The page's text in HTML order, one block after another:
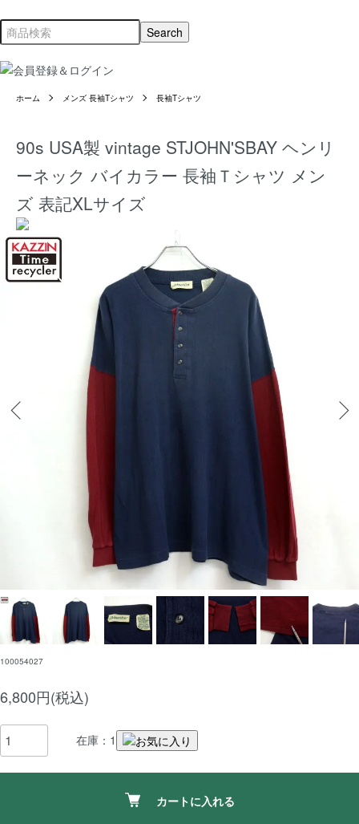
ホーム メンズ 長袖Tシャツ 長袖Tシャツ
90s USA製 vintage STJOHN'SBAY ヘンリ
ーネック バイカラー 長袖Ｔシャツ メン
ズ 表記XLサイズ
100054027
6,800円(税込)
在庫：1
カートに入れる